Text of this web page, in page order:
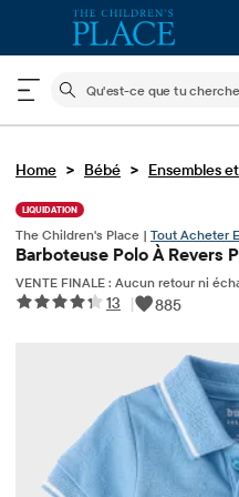
Le champ de
Home > Bébé > Ensembles
LIQUIDATION
The Children's Place | Tout Acheter
Barboteuse Polo À Revers
VENTE FINALE : Aucun retour ni
13 | 885